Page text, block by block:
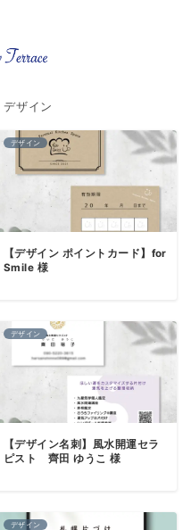
デザイン
デザイン
【デザイン ポイントカード】for
Smile 様
デザイン
【デザイン名刺】風水開運セラ
ピスト 齊田 ゆうこ 様
デザイン